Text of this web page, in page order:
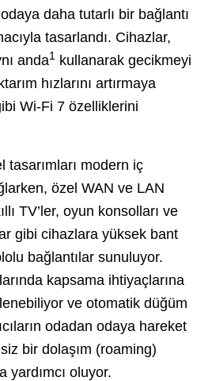
daha tutarlı bir bağlantı
tasarlandı. Cihazlar,
anda1
kullanarak gecikmeyi
hızlarını artırmaya
Wi-Fi 7 özelliklerini
tasarımları modern iç
özel WAN ve LAN
TV’ler, oyun konsolları ve
gibi cihazlara yüksek bant
bağlantılar sunuluyor.
kapsama ihtiyaçlarına
ve otomatik düğüm
odadan odaya hareket
bir dolaşım (roaming)
yardımcı oluyor.